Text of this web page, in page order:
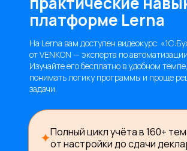
Полный цикл учёта в 160+
от настройки до сдачи
платформе Lerna
На Lerna вам доступен видеокурс
от VENKON — эксперта по
Изучайте его бесплатно в удобном
понимать логику программы и проще
задачи.